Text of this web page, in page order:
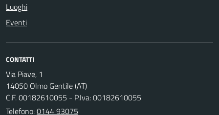
Luoghi
Eventi
CONTATTI
Via Piave, 1
14050 Olmo Gentile (AT)
C.F. 00182610055 - P.Iva: 00182610055
Telefono:0144 93075